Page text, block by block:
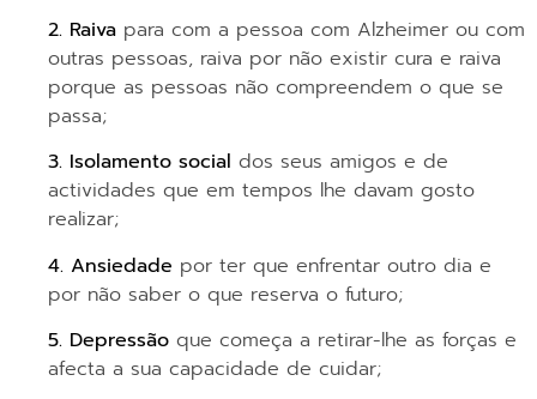
2. Raiva para com a pessoa com Alzheimer ou com
outras pessoas, raiva por não existir cura e raiva
porque as pessoas não compreendem o que se
passa;
3. Isolamento social dos seus amigos e de
actividades que em tempos lhe davam gosto
realizar;
4. Ansiedade por ter que enfrentar outro dia e
por não saber o que reserva o futuro;
5. Depressão que começa a retirar-lhe as forças e
afecta a sua capacidade de cuidar;